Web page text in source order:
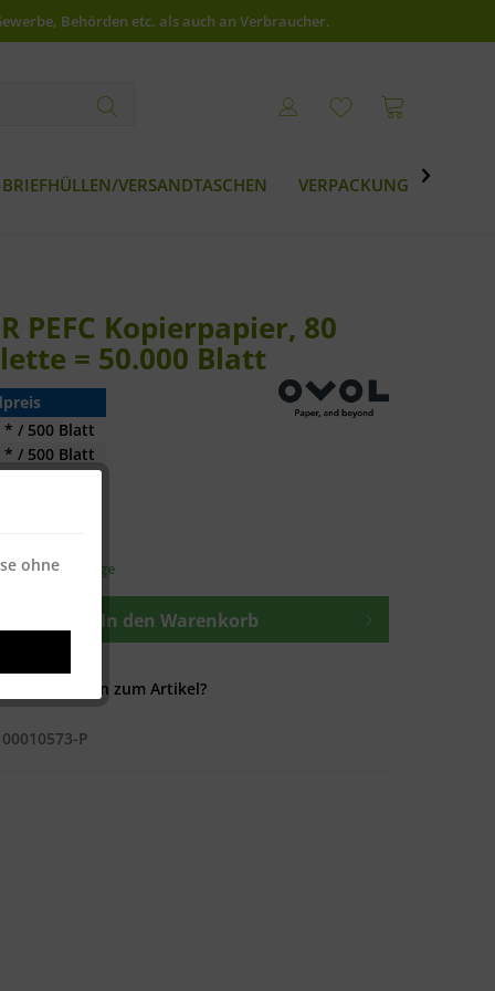
Behörden etc. als auch an Verbraucher.
BRIEFHÜLLEN/VERSANDTASCHEN VERPACKUNG 
PEFC Kopierpapier, 80
= 50.000 Blatt
* / 500 Blatt
* / 500 Blatt
1-3 Werktage
In den Warenkorb
Fragen zum Artikel?
P
ohne